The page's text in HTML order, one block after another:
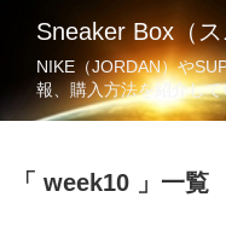
Sneaker Box（ス
NIKE（JORDAN）や
報、購入方法を紹介し
week10 一覧